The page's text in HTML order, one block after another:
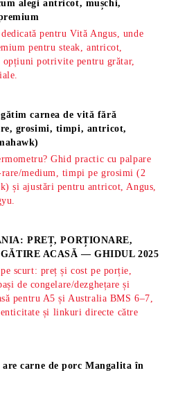
alegi antricot, mușchi,
pentru Vită Angus, unde
pentru steak, antricot,
opțiuni potrivite pentru grătar,
carnea de vită fără
grosimi, timpi, antricot,
Ghid practic cu palpare
medium, timpi pe grosimi (2
și ajustări pentru antricot, Angus,
PREȚ, PORȚIONARE,
ACASĂ — GHIDUL 2025
scurt: preț și cost pe porție,
de congelare/dezghețare și
pentru A5 și Australia BMS 6–7,
și linkuri directe către
arecarne de porc Mangalita în